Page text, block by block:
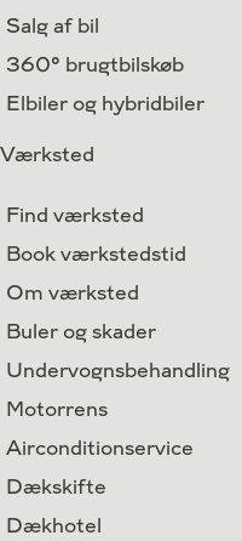
Salg af bil
360° brugtbilskøb
Elbiler og hybridbiler
Værksted
Find værksted
Book værkstedstid
Om værksted
Buler og skader
Undervognsbehandling
Motorrens
Airconditionservice
Dækskifte
Dækhotel